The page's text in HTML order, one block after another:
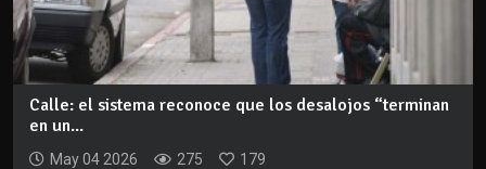
Calle: el sistema reconoce que los desalojos “terminan
en un...
May 04 2026 275 179